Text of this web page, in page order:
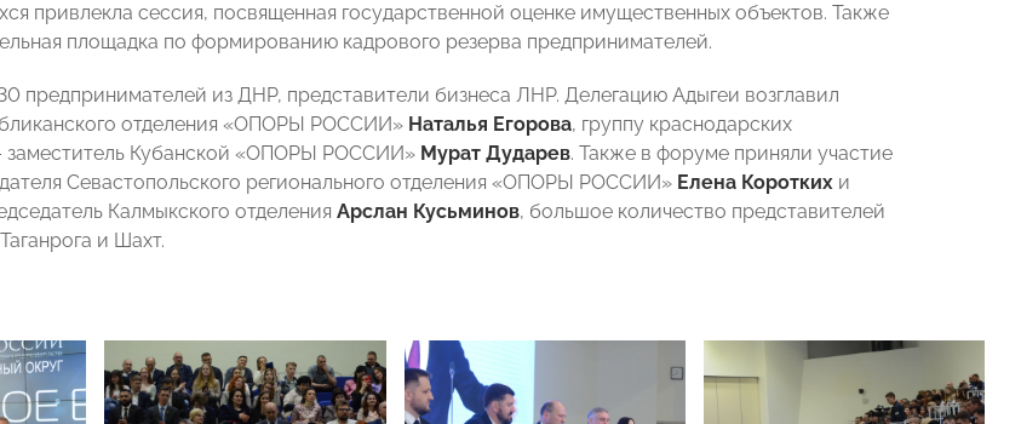
привлекла сессия, посвященная государственной оценке имущественных объектов. Также
площадка по формированию кадрового резерва предпринимателей.
предпринимателей из ДНР, представители бизнеса ЛНР. Делегацию Адыгеи возглавил
отделения «ОПОРЫ РОССИИ» Наталья Егорова, группу краснодарских
заместитель Кубанской «ОПОРЫ РОССИИ» Мурат Дударев. Также в форуме приняли участие
Севастопольского регионального отделения «ОПОРЫ РОССИИ» Елена Коротких и
Калмыкского отделения Арслан Кусьминов, большое количество представителей
и Шахт.